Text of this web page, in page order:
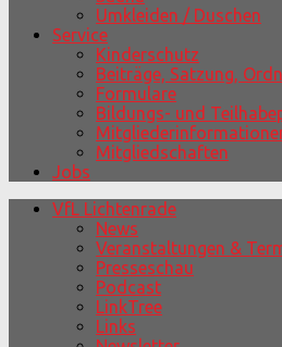
Umkleiden / Duschen
Service
Kinderschutz
Beiträge, Satzung,
Formulare
Bildungs- und
Mitgliedschaften
Jobs
VfL Lichtenrade
News
Veranstaltungen &
Presseschau
Podcast
LinkTree
Links